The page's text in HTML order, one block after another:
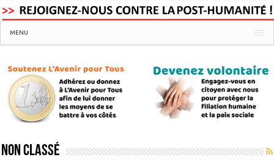
MENU
Non classé